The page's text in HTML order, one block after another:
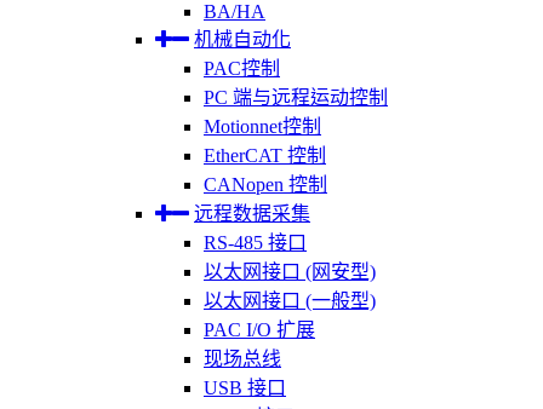
BA/HA
机械自动化
PAC控制
PC 端与远程运动控制
Motionnet控制
EtherCAT 控制
CANopen 控制
远程数据采集
RS-485 接口
以太网接口 (网安型)
以太网接口 (一般型)
PAC I/O 扩展
现场总线
USB 接口